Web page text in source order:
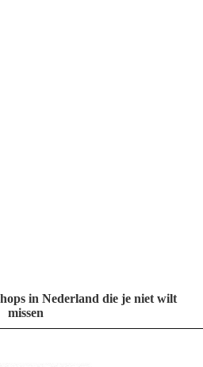
in Nederland die je niet wilt
missen